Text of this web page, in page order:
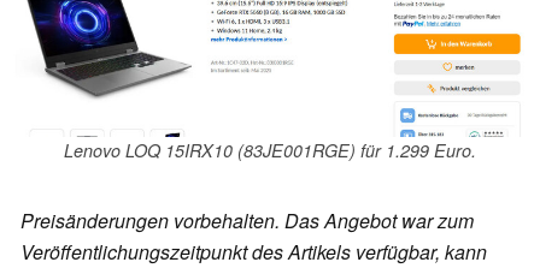
Lenovo LOQ 15IRX10 (83JE001RGE) für 1.299 Euro.
Preisänderungen vorbehalten. Das Angebot war zum
Veröffentlichungszeitpunkt des Artikels verfügbar, kann